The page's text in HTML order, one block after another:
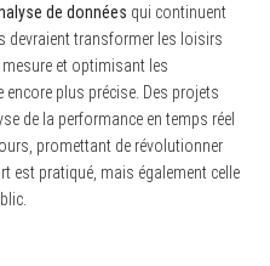
de données qui continuent
devraient transformer les loisirs
et optimisant les
plus précise. Des projets
de la performance en temps réel
promettant de révolutionner
est pratiqué, mais également celle